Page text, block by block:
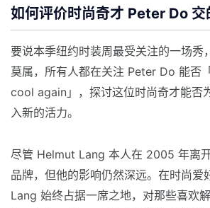
如何评价时尚奇才 Peter Do 交
要说本季纽约时装周最受关注的一场
莫属，所有人都在关注 Peter Do 能否
cool again」，探讨这位时尚奇才能否
入新的活力。
尽管 Helmut Lang 本人在 2005 年离
品牌，但他的影响仍然深远。在时尚爱
Lang 始终占据一席之地，对那些喜欢